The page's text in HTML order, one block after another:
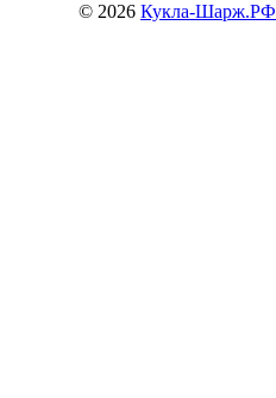
© 2026 Кукла-Шарж.РФ